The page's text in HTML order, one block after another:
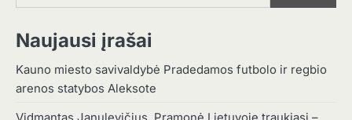
Naujausi įrašai
Kauno miesto savivaldybė Pradedamos futbolo ir regbio
arenos statybos Aleksote